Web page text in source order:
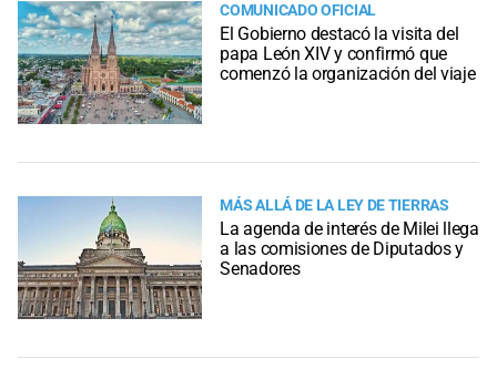
COMUNICADO OFICIAL
El Gobierno destacó la visita del
papa León XIV y confirmó que
comenzó la organización del viaje
MÁS ALLÁ DE LA LEY DE TIERRAS
La agenda de interés de Milei llega
a las comisiones de Diputados y
Senadores